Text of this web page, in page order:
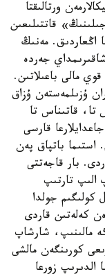
ورتالىقتا
قاتتىلىعىن
اڭعاردىق. مەنىڭ
يندەر اۋدانى ورتالىعىنان 60 شاقىرىمداي جەردە
مالى باعىلاتىن.
ۇزىلمەستەن ۇزاق
تا، قاتىناس تا
قارسى
استىما باتپاق پەن
بار قاجەتتى
الىپ تارتىپ
كولىگىم جولدا
كەلەتىن قاردى
تەرگە مالىنىپ، شارشاپ
كورىنگەن مالشى
زورعا